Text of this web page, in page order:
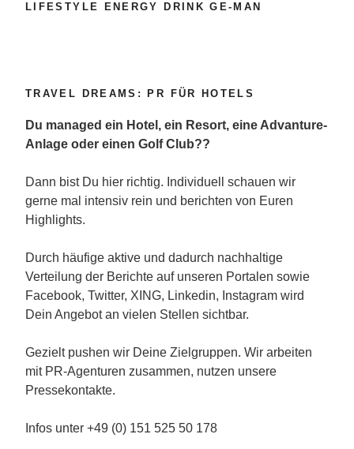
LIFESTYLE ENERGY DRINK GE-MAN
TRAVEL DREAMS: PR FÜR HOTELS
Du managed ein Hotel, ein Resort, eine Advanture-
Anlage oder einen Golf Club??
Dann bist Du hier richtig. Individuell schauen wir
gerne mal intensiv rein und berichten von Euren
Highlights.
Durch häufige aktive und dadurch nachhaltige
Verteilung der Berichte auf unseren Portalen sowie
Facebook, Twitter, XING, Linkedin, Instagram wird
Dein Angebot an vielen Stellen sichtbar.
Gezielt pushen wir Deine Zielgruppen. Wir arbeiten
mit PR-Agenturen zusammen, nutzen unsere
Pressekontakte.
Infos unter +49 (0) 151 525 50 178